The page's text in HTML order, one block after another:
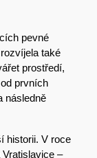
pevné
také
prostředí,
prvních
následně
historii. V roce
–